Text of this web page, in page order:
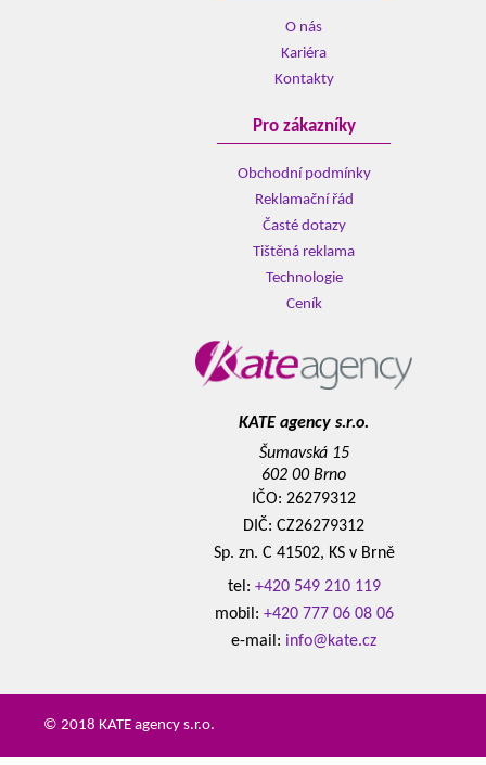
O nás
Kariéra
Kontakty
Pro zákazníky
Obchodní podmínky
Reklamační řád
Časté dotazy
Tištěná reklama
Technologie
Ceník
KATE agency s.r.o.
Šumavská 15
602 00 Brno
IČO: 26279312
DIČ: CZ26279312
Sp. zn. C 41502, KS v Brně
tel: +420 549 210 119
mobil: +420 777 06 08 06
e-mail: info@kate.cz
© 2018 KATE agency s.r.o.